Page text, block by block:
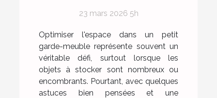
23 mars 2026 5h
Optimiser l'espace dans un petit
garde-meuble représente souvent un
véritable défi, surtout lorsque les
objets à stocker sont nombreux ou
encombrants. Pourtant, avec quelques
astuces bien pensées et une